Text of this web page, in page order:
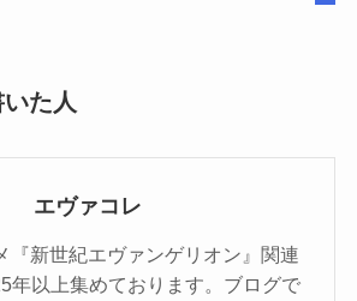
た人
エヴァコレ
『新世紀エヴァンゲリオン』関連
年以上集めております。ブログで